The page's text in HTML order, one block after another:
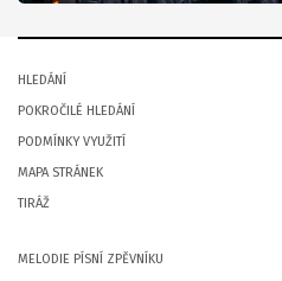
HLEDÁNÍ
POKROČILÉ HLEDÁNÍ
PODMÍNKY VYUŽITÍ
MAPA STRÁNEK
TIRÁŽ
MELODIE PÍSNÍ ZPĚVNÍKU